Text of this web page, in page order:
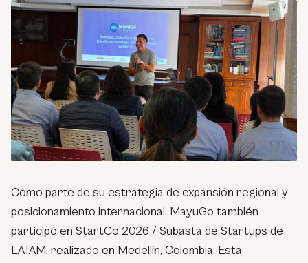
Como parte de su estrategia de expansión regional y
posicionamiento internacional, MayuGo también
participó en StartCo 2026 / Subasta de Startups de
LATAM, realizado en Medellín, Colombia. Esta